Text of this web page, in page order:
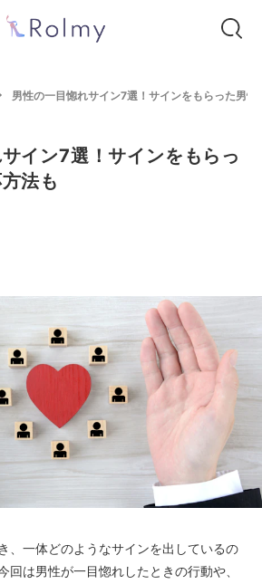
男性の一目惚れサイン7選！サインをもらった男性
イン7選！サインをもらっ
法も
、一体どのようなサインを出しているの
回は男性が一目惚れしたときの行動や、